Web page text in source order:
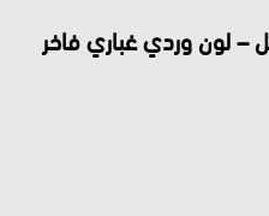
– لون وردي غباري فاخر